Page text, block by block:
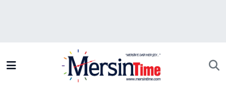
Bilim-Teknoloji
Trafik Durumu